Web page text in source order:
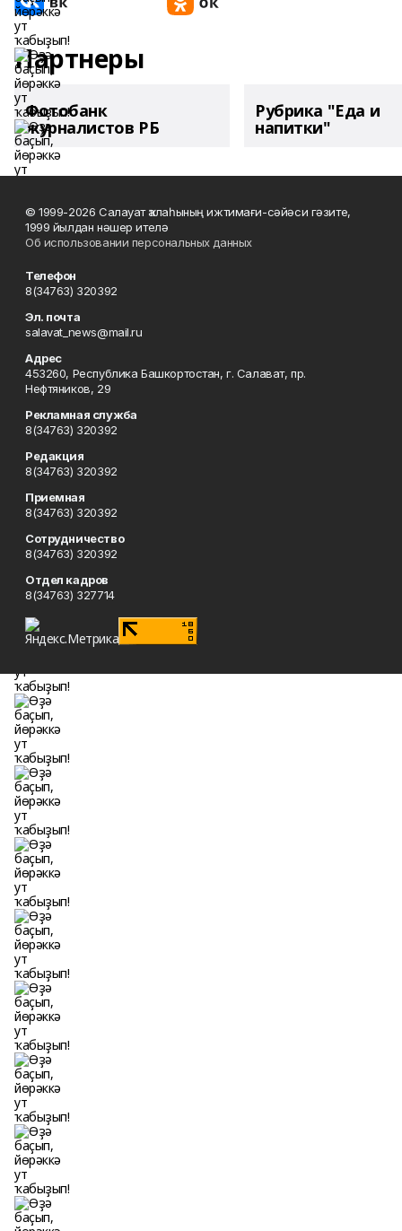
Партнеры
Фотобанк
журналистов РБ
Рубрика "Еда и
напитки"
© 1999-2026 Салауат ҡалаһының ижтимағи-сәйәси гәзите,
1999 йылдан нәшер ителә
Об использовании персональных данных
Телефон
8(34763) 320392
Эл. почта
salavat_news@mail.ru
Адрес
453260, Республика Башкортостан, г. Салават, пр.
Нефтяников, 29
Рекламная служба
8(34763) 320392
Редакция
8(34763) 320392
Приемная
8(34763) 320392
Сотрудничество
8(34763) 320392
Отдел кадров
8(34763) 327714